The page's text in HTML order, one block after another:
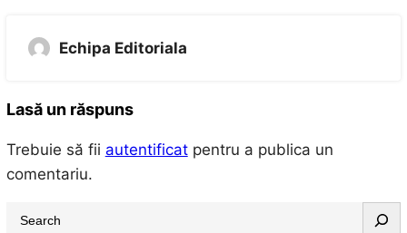
Echipa Editoriala
Lasă un răspuns
Trebuie să fii autentificatpentru a publica un
comentariu.